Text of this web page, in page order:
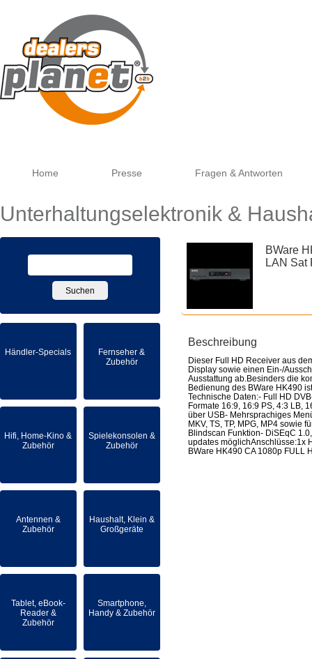
Home Presse Fragen & Antworten
Unterhaltungselektronik &
BWare
LAN Sat
Beschreibung
Dieser Full HD Receiver aus
Display sowie einen Ein-/
Ausstattung ab.Besinders die
Bedienung des BWare HK490
Technische Daten:- Full HD
Formate 16:9, 16:9 PS, 4:3 LB,
über USB- Mehrsprachiges
MKV, TS, TP, MPG, MP4 sowie
Blindscan Funktion- DiSEqC
updates möglichAnschlüsse:1x
BWare HK490 CA 1080p FULL
Händler-Specials
Fernseher &
Zubehör
Hifi, Home-Kino &
Zubehör
Spielekonsolen &
Zubehör
Antennen &
Zubehör
Haushalt, Klein &
Großgeräte
Tablet, eBook-
Reader &
Zubehör
Smartphone,
Handy & Zubehör